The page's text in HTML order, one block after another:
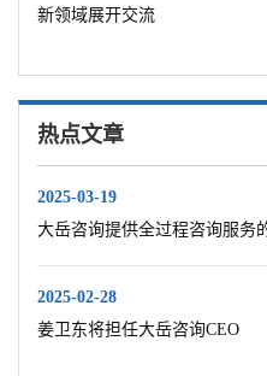
新领域展开交流
热点文章
2025-03-19
大岳咨询提供全过程咨询服务
2025-02-28
姜卫东将担任大岳咨询CEO